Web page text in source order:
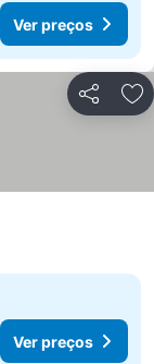
Ver preços
Partilhar
Ver preços